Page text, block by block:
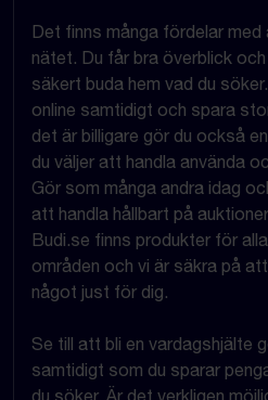
Det finns många fördelar
nätet. Du får bra överblick
säkert buda hem vad du
online samtidigt och spara
det är billigare gör du också
du väljer att handla använda
Gör som många andra idag
att handla hållbart på
Budi.se finns produkter för
områden och vi är säkra på
något just för dig.
Se till att bli en vardagshjälte
samtidigt som du sparar
du söker. Är det verkligen